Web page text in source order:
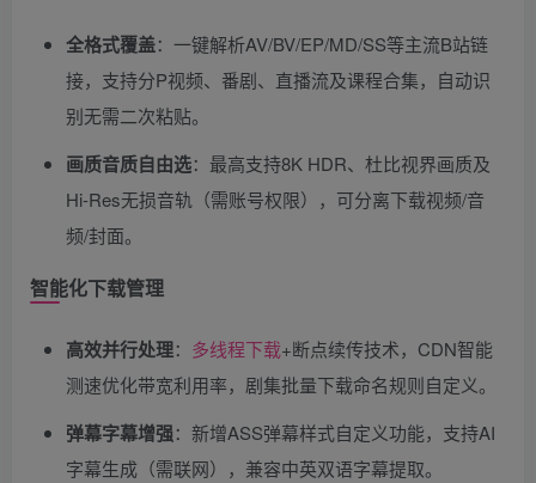
全格式覆盖​：一键解析AV/BV/EP/MD/SS等主流B站链
接，支持分P视频、番剧、直播流及课程合集，自动识
别无需二次粘贴。
画质音质自由选​：最高支持8K HDR、杜比视界画质及
Hi-Res无损音轨（需账号权限），可分离下载视频/音
频/封面。
智能化下载管理
高效并行处理​： 多线程下载+断点续传技术，CDN智能
测速优化带宽利用率，剧集批量下载命名规则自定义。
弹幕字幕增强​：新增ASS弹幕样式自定义功能，支持AI
字幕生成（需联网），兼容中英双语字幕提取。